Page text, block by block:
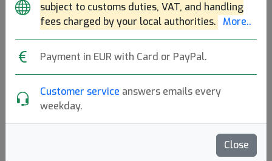
subject to customs duties, VAT, and handling
fees charged by your local authorities. More..
Payment in EUR with Card or PayPal.
Customer service answers emails every
weekday.
Close